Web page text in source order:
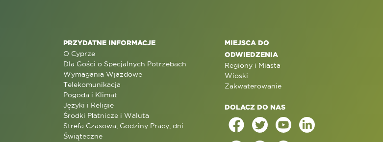
PRZYDATNE INFORMACJE
O Cyprze
Dla Gości o Specjalnych Potrzebach
Wymagania Wjazdowe
Telekomunikacja
Pogoda i Klimat
Języki i Religie
Środki Płatnicze i Waluta
Strefa Czasowa, Godziny Pracy, dni
Świąteczne
MIEJSCA DO
ODWIEDZENIA
Regiony i Miasta
Wioski
Zakwaterowanie
DOLACZ DO NAS